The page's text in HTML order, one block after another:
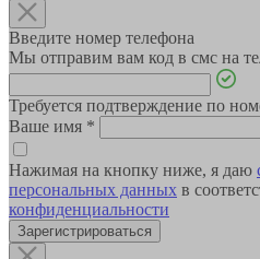
Введите номер телефона
Мы отправим вам код в смс на
Требуется подтверждение по
Ваше имя *
Нажимая на кнопку ниже, я даю
персональных данных в
конфиденциальности
Зарегистрироваться